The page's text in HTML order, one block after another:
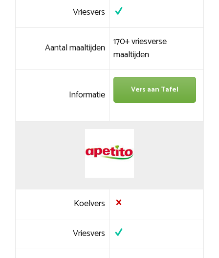
Vriesvers
Aantal maaltijden 170+ vriesverse
maaltijden
Informatie Vers aan Tafel
Koelvers
Vriesvers